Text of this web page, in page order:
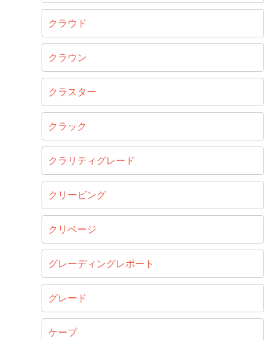
クラウド
クラウン
クラスター
クラック
クラリティグレード
クリービング
クリベージ
グレーディングレポート
グレード
ケープ